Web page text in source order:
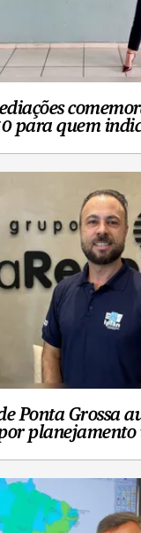
para quem
Ponta Grossa
planejamento